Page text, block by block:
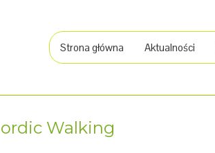
Strona główna Aktualności
Walking